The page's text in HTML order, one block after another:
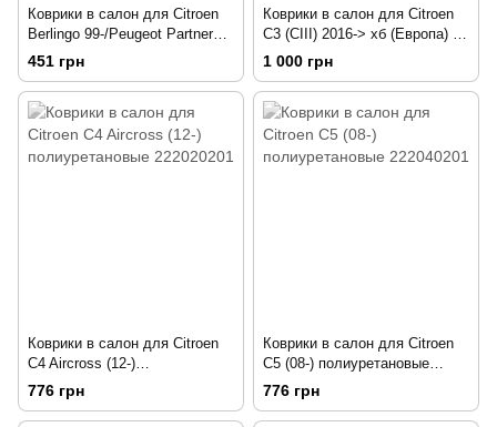
Коврики в салон для Citroen
Berlingo 99-/Peugeot Partner
99- (4 шт) BUGET b1016134
451 грн
Коврики в салон для Citroen
C3 (CIII) 2016-> хб (Европа) 4
шт полиуретан 3D
ELEMENT3D1043210k
1 000 грн
Коврики в салон для Citroen
C4 Aircross (12-)
полиуретановые 222020201
776 грн
Коврики в салон для Citroen
C5 (08-) полиуретановые
222040201
776 грн